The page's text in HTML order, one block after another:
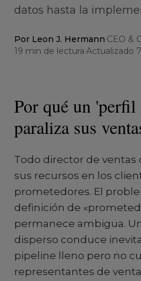
datos hasta la
Por Leon J. Hermann·CEO &
19 min de lectura·Actualizado
Por qué un 'perfil
paraliza sus
Todo director de
sus recursos en los
prometedores. El
definición de
permanece ambigua.
disperso conduce
pipeline lleno pero no
representantes de